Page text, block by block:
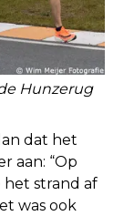
Hunzerug
dat het
aan: “Op
strand af
was ook